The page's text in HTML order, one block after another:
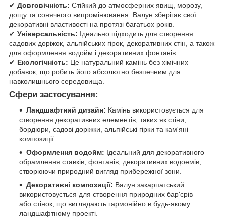
✔ Довговічність: Стійкий до атмосферних явищ, морозу,
дощу та сонячного випромінювання. Валун зберігає свої
декоративні властивості на протязі багатьох років.
✔ Універсальність: Ідеально підходить для створення
садових доріжок, альпійських гірок, декоративних стін, а також
для оформлення водойм і декоративних фонтанів.
✔ Екологічність: Це натуральний камінь без хімічних
добавок, що робить його абсолютно безпечним для
навколишнього середовища.
Сфери застосування:
Ландшафтний дизайн: Камінь використовується для
створення декоративних елементів, таких як стіни,
бордюри, садові доріжки, альпійські гірки та кам'яні
композиції.
Оформлення водойм: Ідеальний для декоративного
обрамлення ставків, фонтанів, декоративних водоемів,
створюючи природний вигляд прибережної зони.
Декоративні композиції: Валун закарпатський
використовується для створення природних бар'єрів
або стінок, що виглядають гармонійно в будь-якому
ландшафтному проекті.